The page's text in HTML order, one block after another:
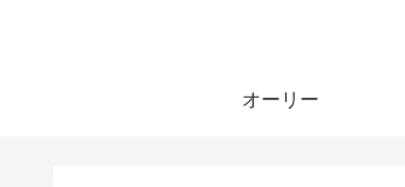
オーリー